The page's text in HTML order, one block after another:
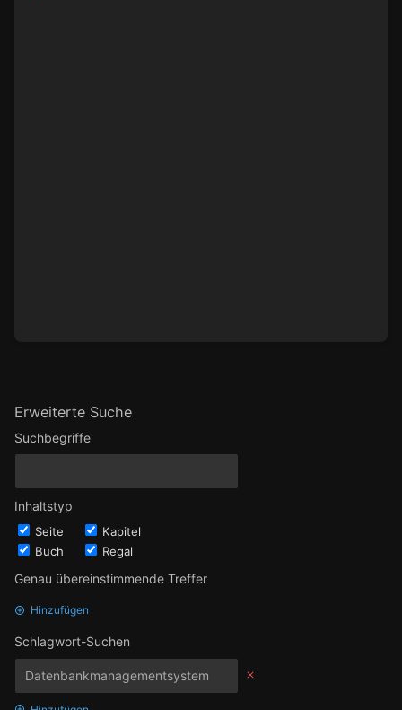
Erweiterte Suche
Suchbegriffe
Inhaltstyp
Seite
Kapitel
Buch
Regal
Genau übereinstimmende Treffer
Hinzufügen
Schlagwort-Suchen